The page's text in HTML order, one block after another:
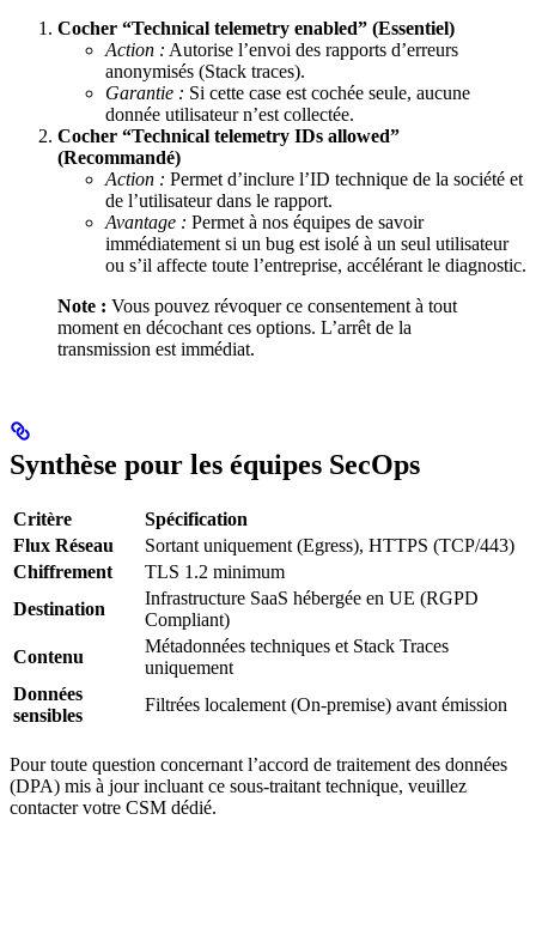
Cocher “Technical telemetry enabled” (Essentiel)
Action : Autorise l’envoi des rapports d’erreurs
anonymisés (Stack traces).
Garantie : Si cette case est cochée seule, aucune
donnée utilisateur n’est collectée.
Cocher “Technical telemetry IDs allowed”
(Recommandé)
Action : Permet d’inclure l’ID technique de la société et
de l’utilisateur dans le rapport.
Avantage : Permet à nos équipes de savoir
immédiatement si un bug est isolé à un seul utilisateur
ou s’il affecte toute l’entreprise, accélérant le diagnostic.
Note : Vous pouvez révoquer ce consentement à tout
moment en décochant ces options. L’arrêt de la
transmission est immédiat.
Synthèse pour les équipes SecOps
Critère
Spécification
Flux Réseau
Sortant uniquement (Egress), HTTPS (TCP/443)
Chiffrement
TLS 1.2 minimum
Destination
Infrastructure SaaS hébergée en UE (RGPD
Compliant)
Contenu
Métadonnées techniques et Stack Traces
uniquement
Données
sensibles
Filtrées localement (On-premise) avant émission
Pour toute question concernant l’accord de traitement des données
(DPA) mis à jour incluant ce sous-traitant technique, veuillez
contacter votre CSM dédié.